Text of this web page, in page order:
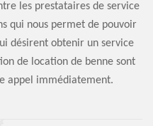
les prestataires de service
qui nous permet de pouvoir
désirent obtenir un service
de location de benne sont
appel immédiatement.